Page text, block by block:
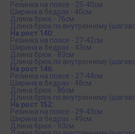
Резинка на поясе - 25-40см
Ширина в бедрах - 40см
Длина брюк - 76см
Длина брюк по внутреннему
На рост 140:
Резинка на поясе - 27-42см
Ширина в бедрах - 43см
Длина брюк - 83см
Длина брюк по внутреннему
На рост 146:
Резинка на поясе - 27-44см
Ширина в бедрах - 48см
Длина брюк - 86см
Длина брюк по внутреннему
На рост 152:
Резинка на поясе - 29-43см
Ширина в бедрах - 49см
Длина брюк - 93см